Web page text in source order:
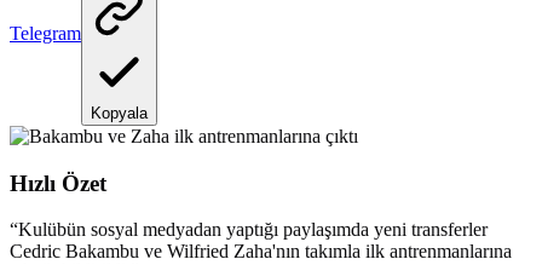
Telegram
Kopyala
Hızlı Özet
“Kulübün sosyal medyadan yaptığı paylaşımda yeni transferler
Cedric Bakambu ve Wilfried Zaha'nın takımla ilk antrenmanlarına